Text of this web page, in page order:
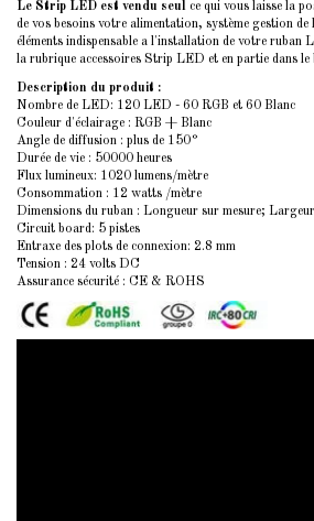
Le Strip LED est vendu seul ce qui vous laisse la
de vos besoins votre alimentation, système gestion
éléments indispensable a l'installation de votre ruban
la rubrique accessoires Strip LED et en partie dans
Description du produit :
Nombre de LED: 120 LED - 60 RGB et 60 Blanc
Couleur d'éclairage : RGB + Blanc
Angle de diffusion : plus de 150°
Durée de vie : 50000 heures
Flux lumineux: 1020 lumens/mètre
Consommation : 12 watts /mètre
Dimensions du ruban : Longueur sur mesure;
Circuit board: 5 pistes
Entraxe des plots de connexion: 2.8 mm
Tension : 24 volts DC
Assurance sécurité : CE & ROHS